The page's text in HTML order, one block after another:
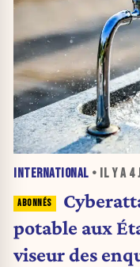
INTERNATIONAL • IL Y A 4
potable aux
viseur des